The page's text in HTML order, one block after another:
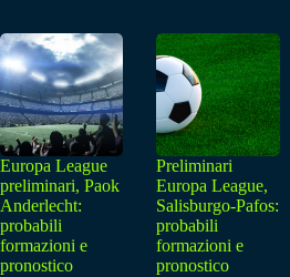
Europa League
preliminari, Paok
Anderlecht:
probabili
formazioni e
pronostico
Preliminari
Europa League,
Salisburgo-Pafos:
probabili
formazioni e
pronostico